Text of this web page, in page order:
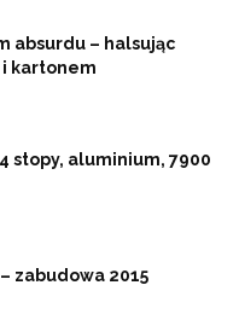
absurdu – halsując
kartonem
stopy, aluminium, 7900
zabudowa 2015